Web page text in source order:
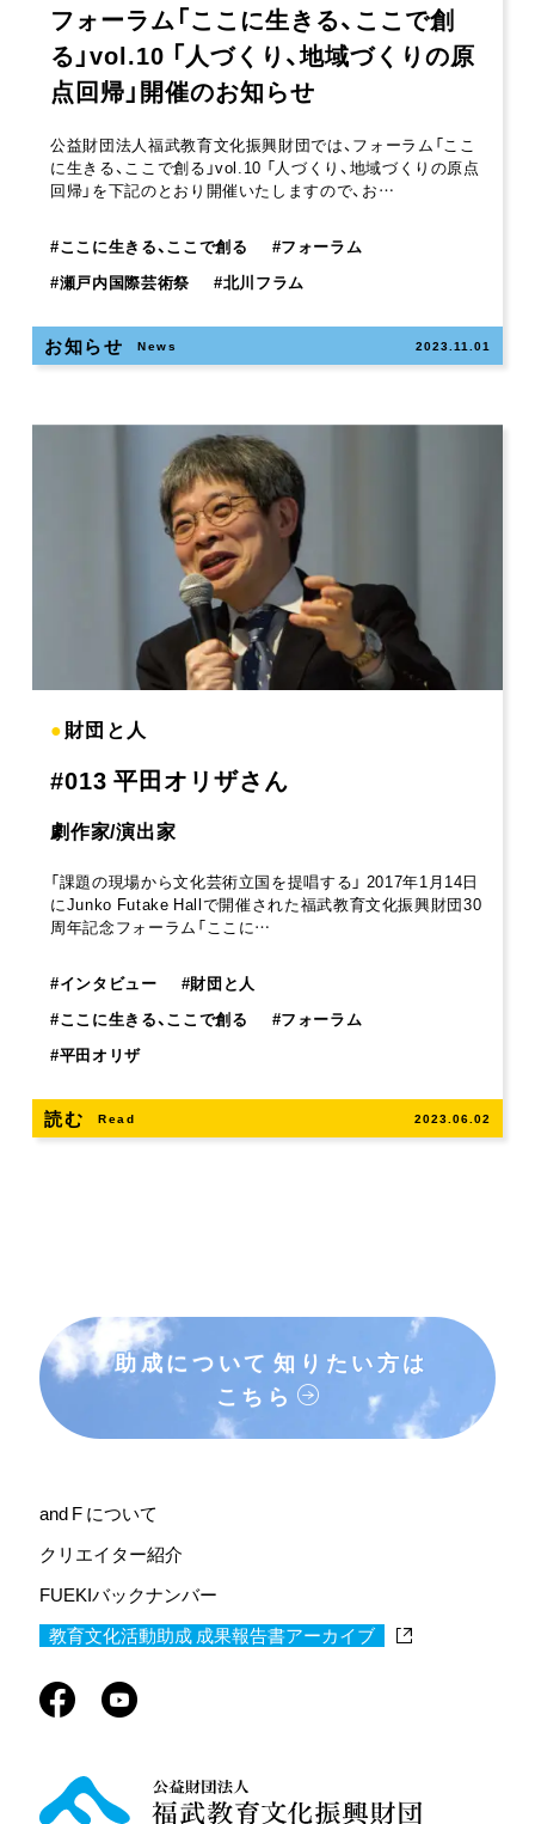
フォーラム「ここに生きる、ここで創
る」vol.10 「人づくり、地域づくりの原
点回帰」開催のお知らせ
公益財団法人福武教育文化振興財団では、フォーラム「ここ
に生きる、ここで創る」vol.10 「人づくり、地域づくりの原点
回帰」を下記のとおり開催いたしますので、お…
#ここに生きる、ここで創る #フォーラム
#瀬戸内国際芸術祭 #北川フラム
お知らせ News 2023.11.01
●財団と人
#013 平田オリザさん
劇作家/演出家
「課題の現場から文化芸術立国を提唱する」 2017年1月14日
にJunko Futake Hallで開催された福武教育文化振興財団30
周年記念フォーラム「ここに…
#インタビュー #財団と人
#ここに生きる、ここで創る #フォーラム
#平田オリザ
読む Read 2023.06.02
助成について 知りたい方は
こちら
and F について
クリエイター紹介
FUEKIバックナンバー
教育文化活動助成 成果報告書アーカイブ